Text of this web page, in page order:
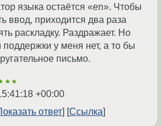
языка остаётся «en». Чтобы
ввод, приходится два раза
раскладку. Раздражает. Но
поддержки у меня нет, а то бы
письмо.
+00:00
ответ Ссылка